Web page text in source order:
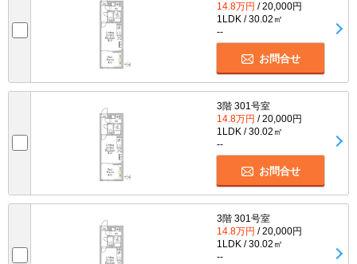
14.8万円 / 20,000円
1LDK / 30.02㎡
--
お問合せ
3階 301号室
14.8万円 / 20,000円
1LDK / 30.02㎡
--
お問合せ
3階 301号室
14.8万円 / 20,000円
1LDK / 30.02㎡
--